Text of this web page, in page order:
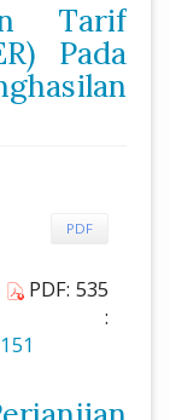
Tarif
Pada
PDF
PDF: 535
: